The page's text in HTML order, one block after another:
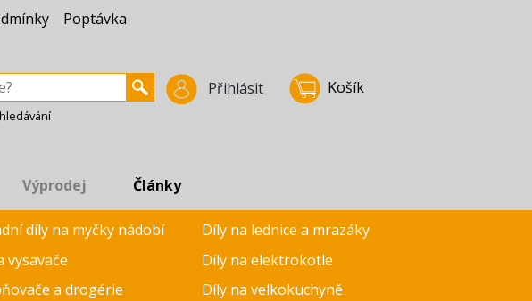
Poptávka
Přihlásit Košík
Výprodej Články
díly na myčky nádobí
Díly na lednice a mrazáky
vysavače
Díly na elektrokotle
a drogérie
Díly na velkokuchyně